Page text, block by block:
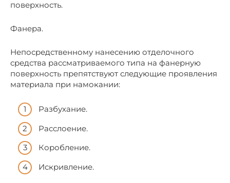
поверхность.
Фанера.
Непосредственному нанесению отделочного
средства рассматриваемого типа на фанерную
поверхность препятствуют следующие проявления
материала при намокании:
Разбухание.
Расслоение.
Коробление.
Искривление.